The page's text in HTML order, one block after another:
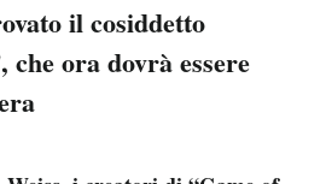
il cosiddetto
che ora dovrà essere